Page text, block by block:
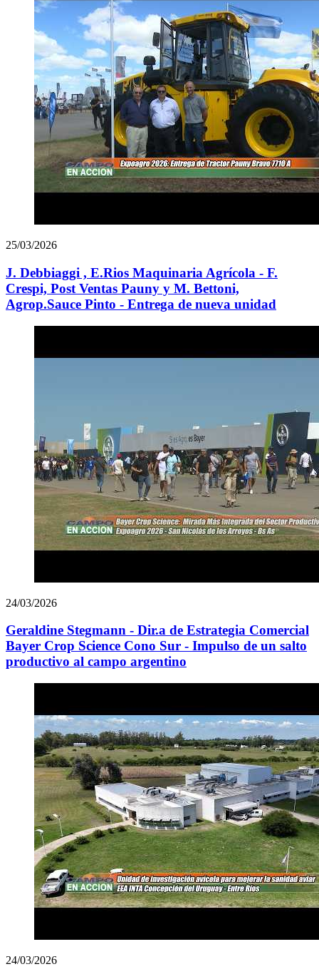
25/03/2026
J. Debbiaggi , E.Rios Maquinaria Agrícola - F.
Crespi, Post Ventas Pauny y M. Bettoni,
Agrop.Sauce Pinto - Entrega de nueva unidad
24/03/2026
Geraldine Stegmann - Dir.a de Estrategia Comercial
Bayer Crop Science Cono Sur - Impulso de un salto
productivo al campo argentino
24/03/2026